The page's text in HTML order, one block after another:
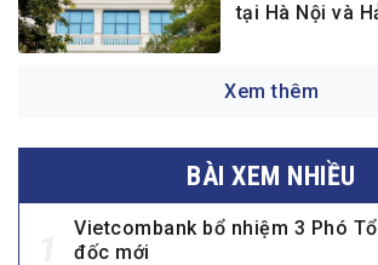
tại Hà Nội và
Xem thêm
BÀI XEM NHIỀU
Vietcombank bổ nhiệm 3 Phó
đốc mới